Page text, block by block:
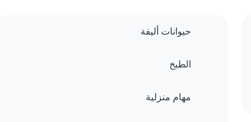
حيوانات أليفة
الطبخ
مهام منزلية